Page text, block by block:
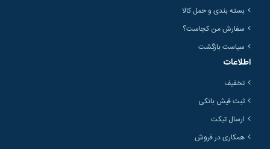
بسته بندی و حمل کالا
سفارش من کجاست؟
سیاست بازگشت
اطلاعات
تخفیف
ثبت فیش بانکی
ارسال تیکت
همکاری در فروش